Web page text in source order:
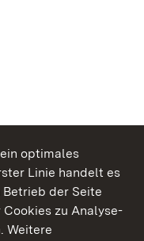
optimales
Linie handelt es
der Seite
zu Analyse-
Weitere